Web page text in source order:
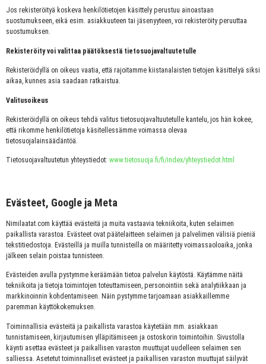
Jos rekisteröityä koskeva henkilötietojen käsittely perustuu ainoastaan
suostumukseen, eikä esim. asiakkuuteen tai jäsenyyteen, voi rekisteröity peruuttaa
suostumuksen.
Rekisteröity voi valittaa päätöksestä tietosuojavaltuutetulle
Rekisteröidyllä on oikeus vaatia, että rajoitamme kiistanalaisten tietojen käsittelyä siksi
aikaa, kunnes asia saadaan ratkaistua.
Valitusoikeus
Rekisteröidyllä on oikeus tehdä valitus tietosuojavaltuutetulle kantelu, jos hän kokee,
että rikomme henkilötietoja käsitellessämme voimassa olevaa
tietosuojalainsäädäntöä.
Tietosuojavaltuutetun yhteystiedot: www.tietosuoja.fi/fi/index/yhteystiedot.html
Evästeet, Google ja Meta
Nimilaatat.com käyttää evästeitä ja muita vastaavia tekniikoita, kuten selaimen
paikallista varastoa. Evästeet ovat päätelaitteen selaimen ja palvelimen välisiä pieniä
tekstitiedostoja. Evästeillä ja muilla tunnisteilla on määritetty voimassaoloaika, jonka
jälkeen selain poistaa tunnisteen.
Evästeiden avulla pystymme keräämään tietoa palvelun käytöstä. Käytämme näitä
tekniikoita ja tietoja toimintojen toteuttamiseen, personointiin sekä analytiikkaan ja
markkinoinnin kohdentamiseen. Näin pystymme tarjoamaan asiakkaillemme
paremman käyttökokemuksen.
Toiminnallisia evästeitä ja paikallista varastoa käytetään mm. asiakkaan
tunnistamiseen, kirjautumisen ylläpitämiseen ja ostoskorin toimintoihin. Sivustolla
käynti asettaa evästeet ja paikallisen varaston muuttujat uudelleen selaimen sen
salliessa. Asetetut toiminnalliset evästeet ja paikallisen varaston muuttujat säilyvät